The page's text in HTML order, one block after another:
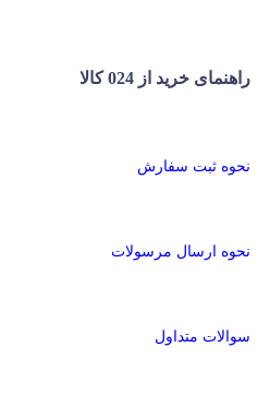
راهنمای خرید از 024 کالا
نحوه ثبت سفارش
نحوه ارسال مرسولات
سوالات متداول